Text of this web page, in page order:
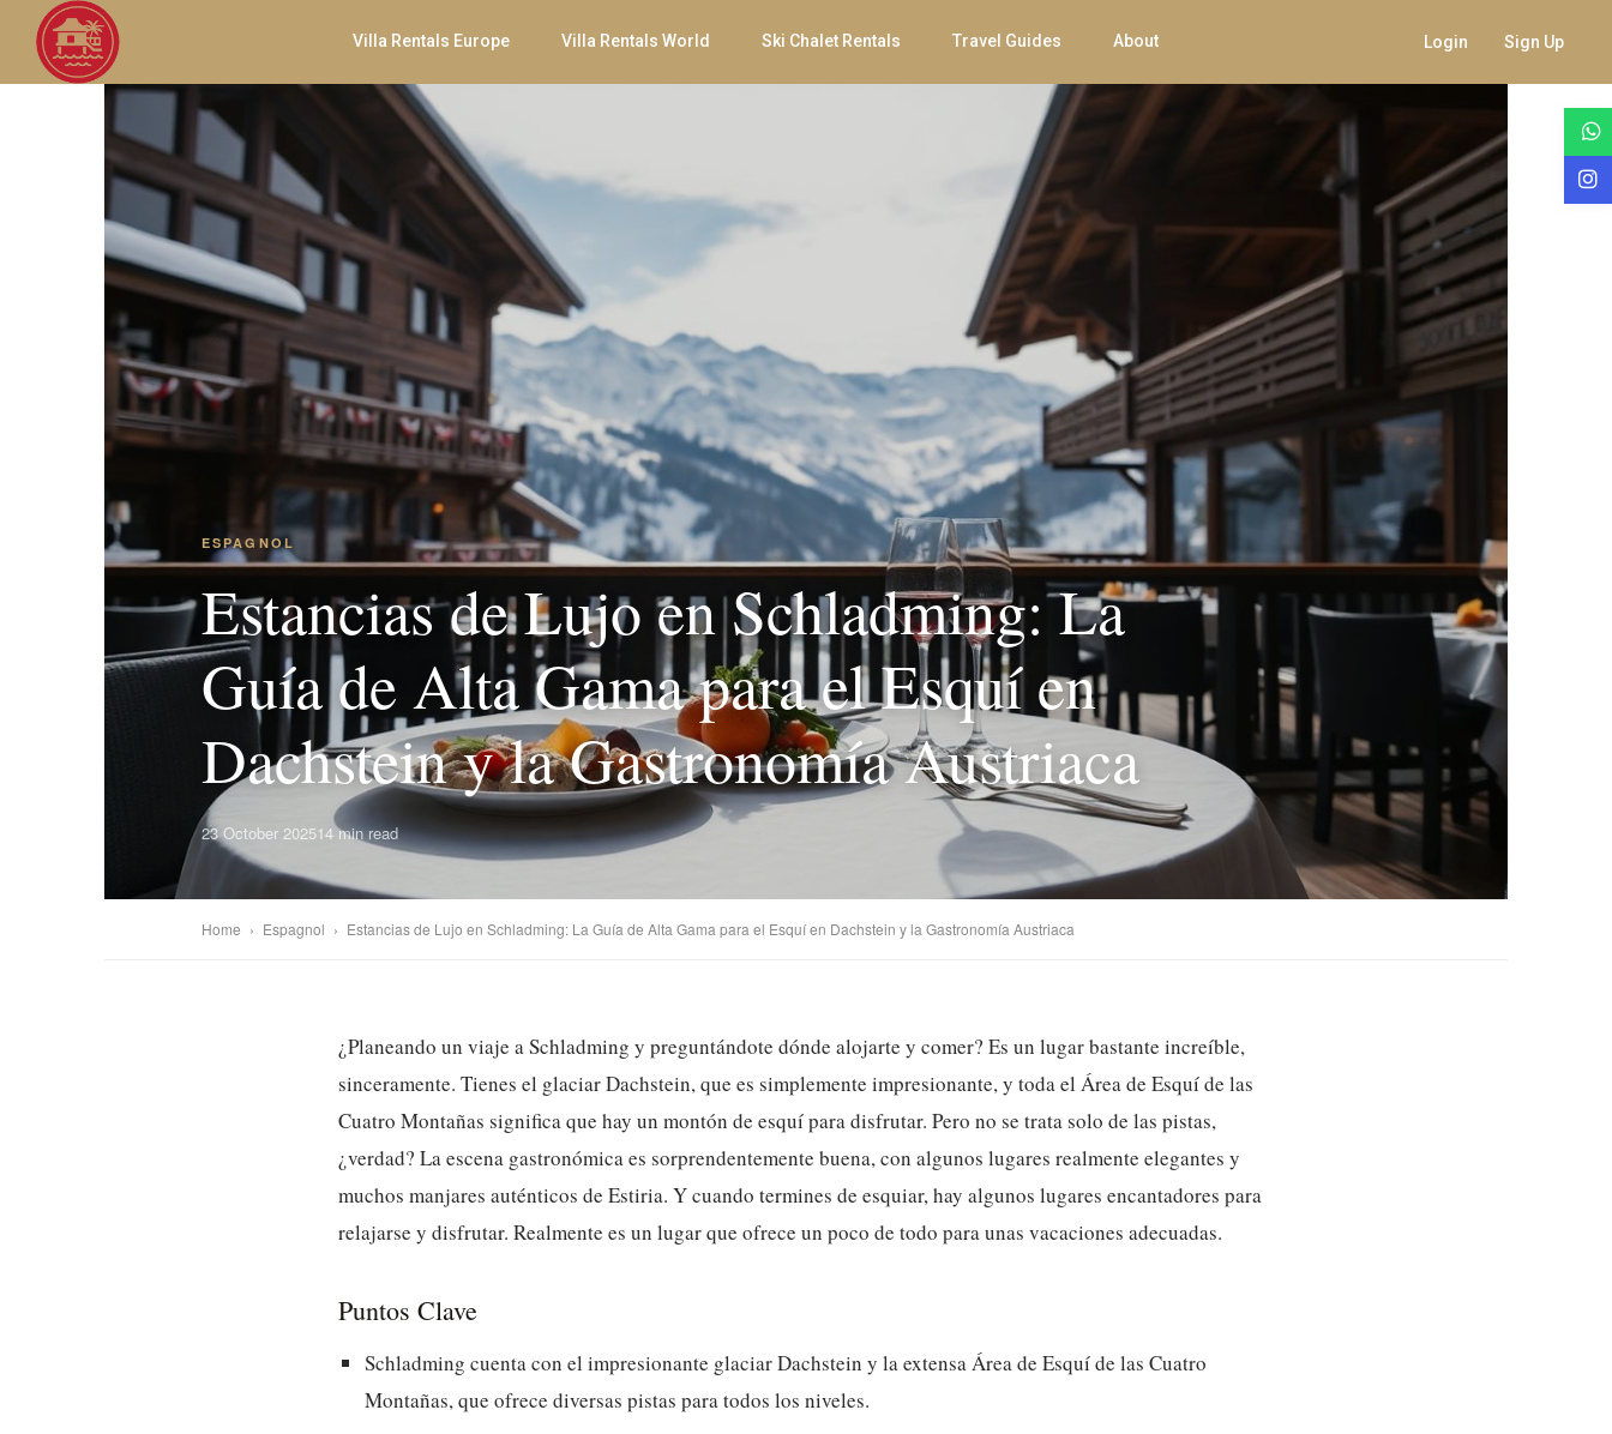
Villa Rentals Europe Villa Rentals World Ski Chalet Rentals Travel Guides About Login Sign Up
ESPAGNOL
Estancias de Lujo en Schladming: La
Guía de Alta Gama para el Esquí en
Dachstein y la Gastronomía Austriaca
23 October 202514 min read
Home › Espagnol › Estancias de Lujo en Schladming: La Guía de Alta Gama para el Esquí en Dachstein y la Gastronomía Austriaca
¿Planeando un viaje a Schladming y preguntándote dónde alojarte y comer? Es un lugar bastante increíble,
sinceramente. Tienes el glaciar Dachstein, que es simplemente impresionante, y toda el Área de Esquí de las
Cuatro Montañas significa que hay un montón de esquí para disfrutar. Pero no se trata solo de las pistas,
¿verdad? La escena gastronómica es sorprendentemente buena, con algunos lugares realmente elegantes y
muchos manjares auténticos de Estiria. Y cuando termines de esquiar, hay algunos lugares encantadores para
relajarse y disfrutar. Realmente es un lugar que ofrece un poco de todo para unas vacaciones adecuadas.
Puntos Clave
Schladming cuenta con el impresionante glaciar Dachstein y la extensa Área de Esquí de las Cuatro
Montañas, que ofrece diversas pistas para todos los niveles.